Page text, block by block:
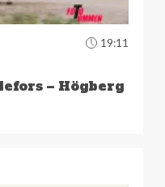
19:11
– Högberg